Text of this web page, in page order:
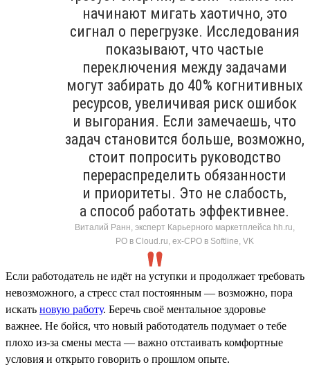
начинают мигать хаотично, это
сигнал о перегрузке. Исследования
показывают, что частые
переключения между задачами
могут забирать до 40% когнитивных
ресурсов, увеличивая риск ошибок
и выгорания. Если замечаешь, что
задач становится больше, возможно,
стоит попросить руководство
перераспределить обязанности
и приоритеты. Это не слабость,
а способ работать эффективнее.
Виталий Ранн, эксперт Карьерного маркетплейса hh.ru,
PO в Cloud.ru, ex-CPO в Softline, VK
Если работодатель не идёт на уступки и продолжает требовать
невозможного, а стресс стал постоянным — возможно, пора
искать новую работу. Беречь своё ментальное здоровье
важнее. Не бойся, что новый работодатель подумает о тебе
плохо из-за смены места — важно отстаивать комфортные
условия и открыто говорить о прошлом опыте.